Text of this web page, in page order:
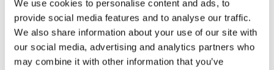
We use cookies to personalise content and ads, to
provide social media features and to analyse our traffic.
We also share information about your use of our site with
our social media, advertising and analytics partners who
may combine it with other information that you’ve
försiktiga med vilka fartyg vi tar in i
poolen. Vi vill klart ha koll på vilka
fartyg som ska vara med i vår pool samt